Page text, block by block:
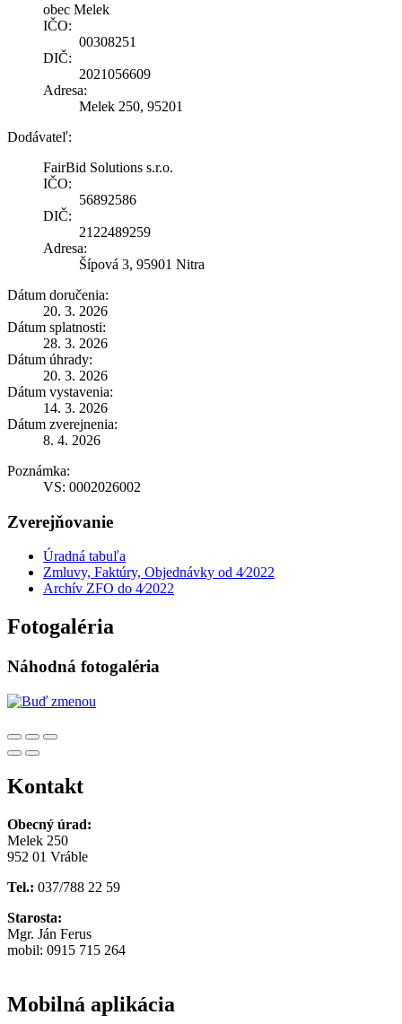
obec Melek
IČO:
00308251
DIČ:
2021056609
Adresa:
Melek 250, 95201
Dodávateľ:
FairBid Solutions s.r.o.
IČO:
56892586
DIČ:
2122489259
Adresa:
Šípová 3, 95901 Nitra
Dátum doručenia:
20. 3. 2026
Dátum splatnosti:
28. 3. 2026
Dátum úhrady:
20. 3. 2026
Dátum vystavenia:
14. 3. 2026
Dátum zverejnenia:
8. 4. 2026
Poznámka:
VS: 0002026002
Zverejňovanie
Úradná tabuľa
Zmluvy, Faktúry, Objednávky od 4⁄2022
Archív ZFO do 4⁄2022
Fotogaléria
Náhodná fotogaléria
Kontakt
Obecný úrad:
Melek 250
952 01 Vráble
Tel.: 037/788 22 59
Starosta:
Mgr. Ján Ferus
mobil: 0915 715 264
Mobilná aplikácia